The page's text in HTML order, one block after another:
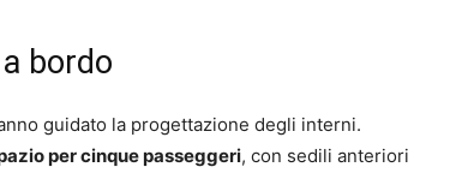
bordo
guidato la progettazione degli interni.
per cinque passeggeri, con sedili anteriori